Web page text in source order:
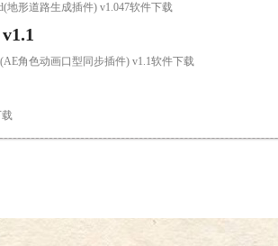
地形道路生成插件) v1.047软件下载
角色动画口型同步插件) v1.1软件下载
载